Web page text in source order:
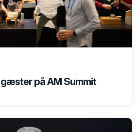
på AM Summit